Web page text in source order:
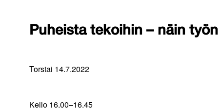
Puheista tekoihin – näin
Torstai 14.7.2022
Kello 16.00–16.45